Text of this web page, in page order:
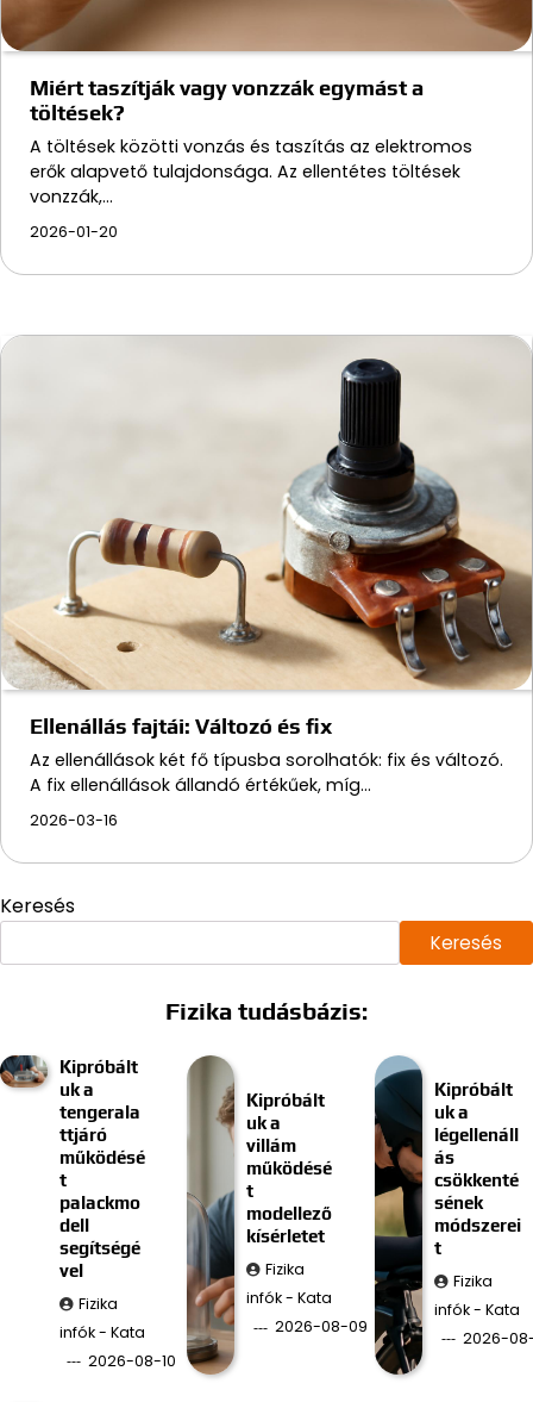
Miért taszítják vagy vonzzák egymást a
töltések?
A töltések közötti vonzás és taszítás az elektromos
erők alapvető tulajdonsága. Az ellentétes töltések
vonzzák,…
2026-01-20
Ellenállás fajtái: Változó és fix
Az ellenállások két fő típusba sorolhatók: fix és változó.
A fix ellenállások állandó értékűek, míg…
2026-03-16
Keresés
Keresés
Fizika tudásbázis:
Kipróbált
uk a
tengerala
ttjáró
működésé
t
palackmo
dell
segítségé
vel
Fizika
infók - Kata
2026-08-10
Kipróbált
uk a
villám
működésé
t
modellező
kísérletet
Fizika
infók - Kata
2026-08-09
Kipróbált
uk a
légellenáll
ás
csökkenté
sének
módszerei
t
Fizika
infók - Kata
2026-